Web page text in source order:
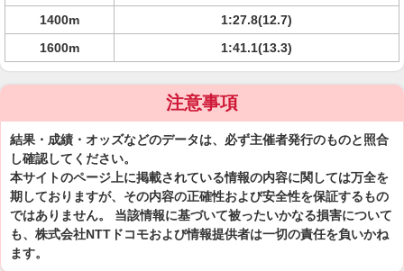
1400m
1:27.8(12.7)
1600m
1:41.1(13.3)
注意事項
結果・成績・オッズなどのデータは、必ず主催者発行のものと照合
し確認してください。
本サイトのページ上に掲載されている情報の内容に関しては万全を
期しておりますが、その内容の正確性および安全性を保証するもの
ではありません。 当該情報に基づいて被ったいかなる損害について
も、株式会社NTTドコモおよび情報提供者は一切の責任を負いかね
ます。